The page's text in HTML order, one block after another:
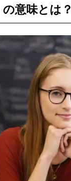
意味とは？